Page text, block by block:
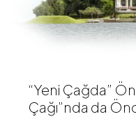
“Yeni Çağda”
Çağı”nda da